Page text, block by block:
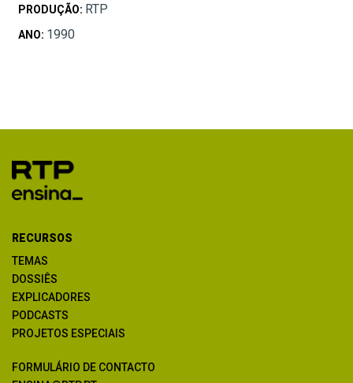
PRODUÇÃO: RTP
ANO: 1990
RECURSOS
TEMAS
DOSSIÊS
EXPLICADORES
PODCASTS
PROJETOS ESPECIAIS
FORMULÁRIO DE CONTACTO